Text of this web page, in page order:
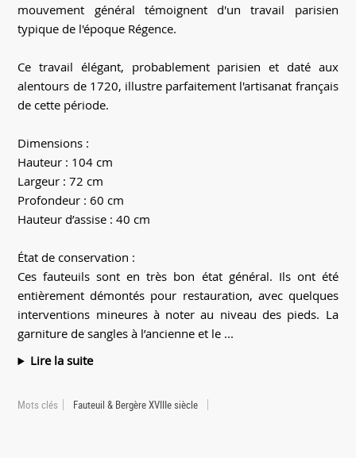
mouvement général témoignent d'un travail parisien
typique de l'époque Régence.
Ce travail élégant, probablement parisien et daté aux
alentours de 1720, illustre parfaitement l'artisanat français
de cette période.
Dimensions :
Hauteur : 104 cm
Largeur : 72 cm
Profondeur : 60 cm
Hauteur d’assise : 40 cm
État de conservation :
Ces fauteuils sont en très bon état général. Ils ont été
entièrement démontés pour restauration, avec quelques
interventions mineures à noter au niveau des pieds. La
garniture de sangles à l’ancienne et le ...
Lire la suite
Mots clés Fauteuil & Bergère XVIIIe siècle